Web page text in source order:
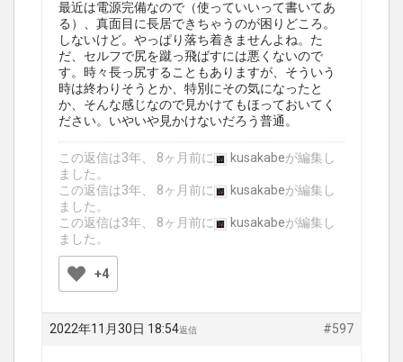
最近は電源完備なので（使っていいって書いてあ
る）、真面目に長居できちゃうのが困りどころ。
しないけど。やっぱり落ち着きませんよね。た
だ、セルフで尻を蹴っ飛ばすには悪くないので
す。時々長っ尻することもありますが、そういう
時は終わりそうとか、特別にその気になったと
か、そんな感じなので見かけてもほっておいてく
ださい。いやいや見かけないだろう普通。
この返信は3年、 8ヶ月前に kusakabeが編集し
ました。
この返信は3年、 8ヶ月前に
kusakabeが編集し
ました。
この返信は3年、 8ヶ月前に
kusakabeが編集し
ました。
+4
2022年11月30日 18:54 #597
返信